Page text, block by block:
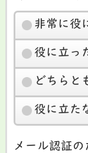
非常に役
役に立っ
どちらと
役に立た
メール認証